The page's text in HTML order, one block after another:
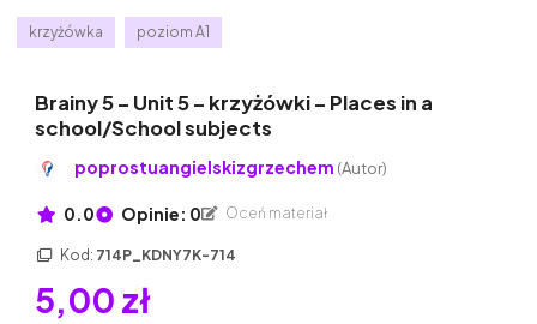
krzyżówka poziom A1
Brainy 5 – Unit 5 – krzyżówki – Places in a
school/School subjects
poprostuangielskizgrzechem (Autor)
0.0 Opinie: 0 Oceń materiał
Kod: 714P_KDNY7K-714
5,00 zł